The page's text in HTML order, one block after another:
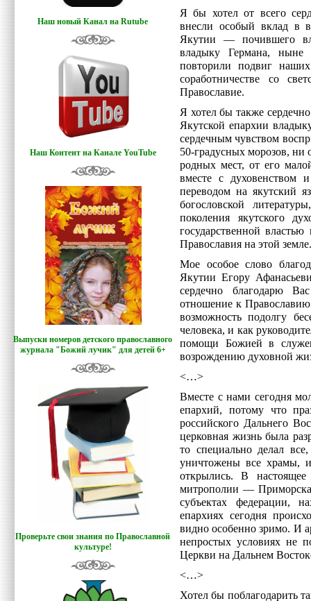
Наш новый Канал на Rutube
Наш Контент на Канале YouTube
Выпуски номеров детского православного
журнала "Божий лучик" для детей 6+
Проверьте свои знания по Православной
культуре!
Я бы хотел от всего
внесли особый вклад в
Якутии — почившего
владыку Германа, ныне
повторили подвиг
соработничестве со
Православие.
Я хотел бы также
Якутской епархии
сердечным чувством
50-градусных морозов, ни
родных мест, от его
вместе с духовенством
переводом на якутский
богословской
поколения якутского
государственной
Православия на этой земле.
Мое особое слово
Якутии Егору
сердечно благодарю
отношение к
возможность подолгу
человека, и как
помощи Божией в
возрождению духовной
<…>
Вместе с нами сегодня
епархий, потому что
российского Дальнего
церковная жизнь была
то специально делал
уничтожены все храмы,
открылись. В
митрополии —
субъектах федерации,
епархиях сегодня
видно особенно зримо. И
непростых условиях не
Церкви на Дальнем
<…>
Хотел бы поблагодарить